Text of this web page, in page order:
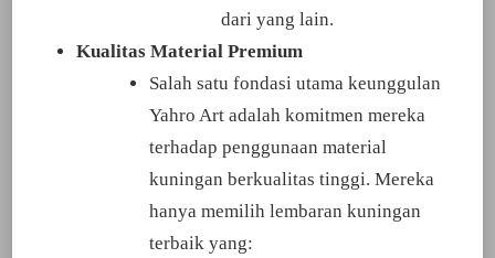
dari yang lain.
Kualitas Material Premium
Salah satu fondasi utama keunggulan
Yahro Art adalah komitmen mereka
terhadap penggunaan material
kuningan berkualitas tinggi. Mereka
hanya memilih lembaran kuningan
terbaik yang: